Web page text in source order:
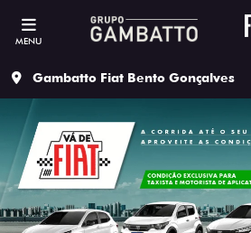
MENU
Gambatto Fiat Bento Gonçalves